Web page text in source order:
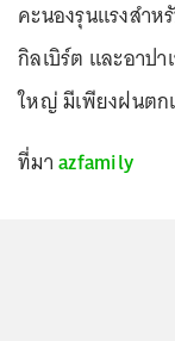
คะนองรุนแรงสำห
กิลเบิร์ต และอาป
ใหญ่ มีเพียงฝนตก
ที่มาazfamily